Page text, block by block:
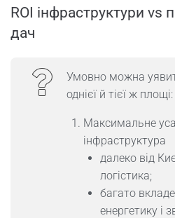
ROI інфраструктури vs
дач
Умовно можна
однієї й тієї ж площі:
Максимальне
інфраструктура
далеко від
логістика;
багато
енергетику і